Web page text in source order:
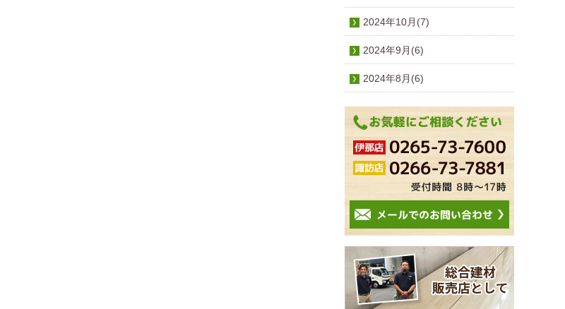
2024年10月(7)
2024年9月(6)
2024年8月(6)